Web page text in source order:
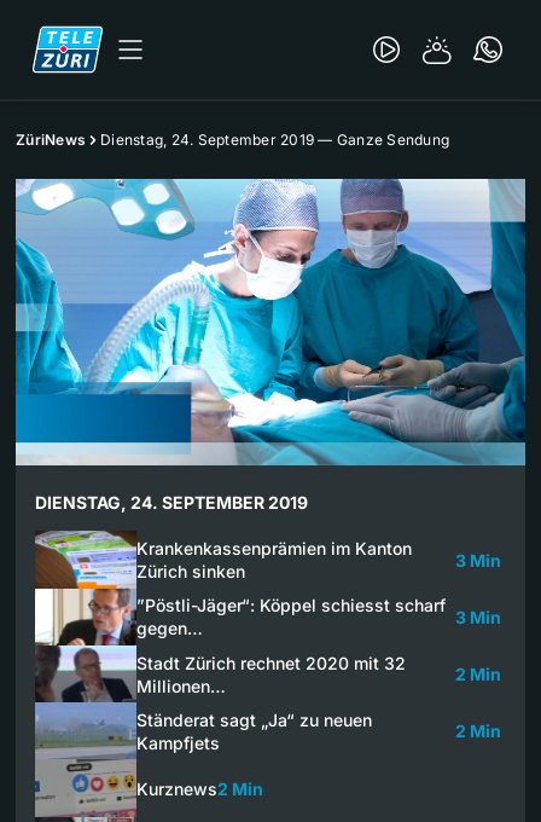
ZüriNews Dienstag, 24. September 2019 — Ganze Sendung
DIENSTAG, 24. SEPTEMBER 2019
Krankenkassenprämien im Kanton
Zürich sinken
3 Min
”Pöstli-Jäger“: Köppel schiesst scharf
gegen…
3 Min
Stadt Zürich rechnet 2020 mit 32
Millionen…
2 Min
Ständerat sagt „Ja“ zu neuen
Kampfjets
2 Min
Kurznews2 Min